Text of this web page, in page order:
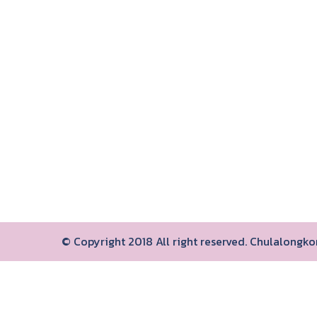
© Copyright 2018 All right reserved.